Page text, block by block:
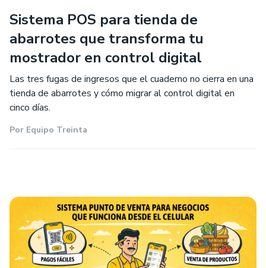
Sistema POS para tienda de
abarrotes que transforma tu
mostrador en control digital
Las tres fugas de ingresos que el cuaderno no cierra en una
tienda de abarrotes y cómo migrar al control digital en
cinco días.
Por Equipo Treinta